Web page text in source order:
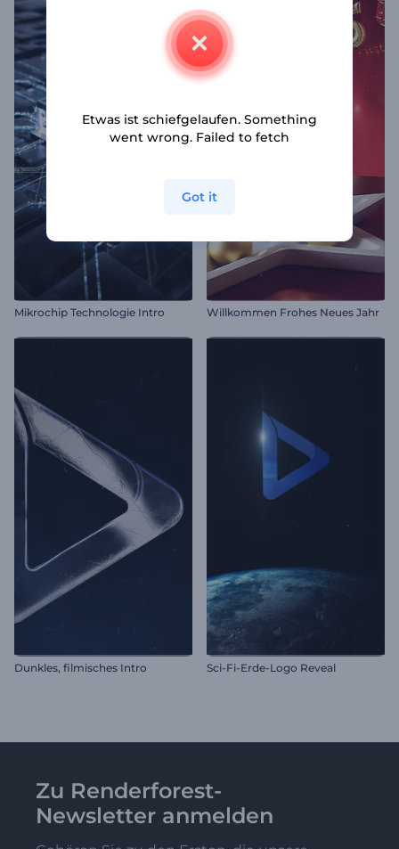
Mikrochip Technologie Intro Willkommen Frohes Neues Jahr
Dunkles, filmisches Intro Sci-Fi-Erde-Logo Reveal
Zu Renderforest-
Newsletter anmelden
Etwas ist schiefgelaufen. Something
went wrong. Failed to fetch
Got it